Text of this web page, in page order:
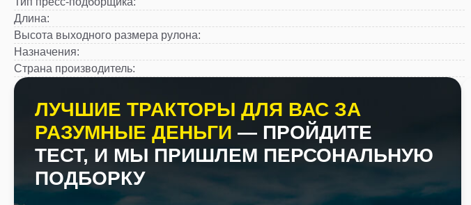
Длина:
Высота выходного размера рулона:
Назначения:
Страна производитель:
ЛУЧШИЕ ТРАКТОРЫ ДЛЯ ВАС ЗА
РАЗУМНЫЕ ДЕНЬГИ — ПРОЙДИТЕ
ТЕСТ, И МЫ ПРИШЛЕМ ПЕРСОНАЛЬНУЮ
ПОДБОРКУ